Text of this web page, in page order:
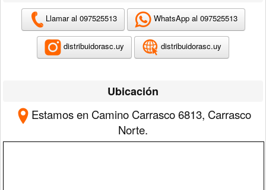
Llamar al 097525513 WhatsApp al 097525513
distribuidorasc.uy distribuidorasc.uy
Ubicación
Estamos en Camino Carrasco 6813, Carrasco
Norte.